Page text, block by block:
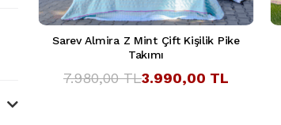
Sarev Almira Z Mint Çift Kişilik Pike
Takımı
3.990,00 TL
7.980,00 TL